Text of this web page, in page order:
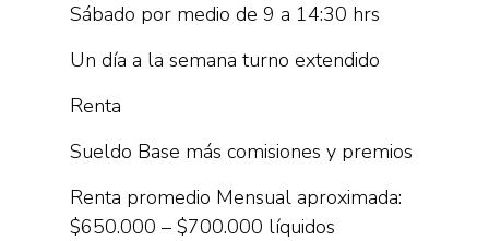
Sábado por medio de 9 a 14:30 hrs
Un día a la semana turno extendido
Renta
Sueldo Base más comisiones y premios
Renta promedio Mensual aproximada:
$650.000 – $700.000 líquidos